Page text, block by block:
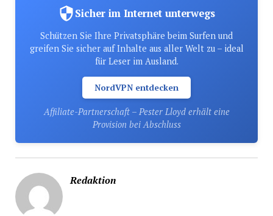
Sicher im Internet unterwegs
Schützen Sie Ihre Privatsphäre beim Surfen und
greifen Sie sicher auf Inhalte aus aller Welt zu – ideal
für Leser im Ausland.
NordVPN entdecken
Affiliate-Partnerschaft – Pester Lloyd erhält eine
Provision bei Abschluss
Redaktion